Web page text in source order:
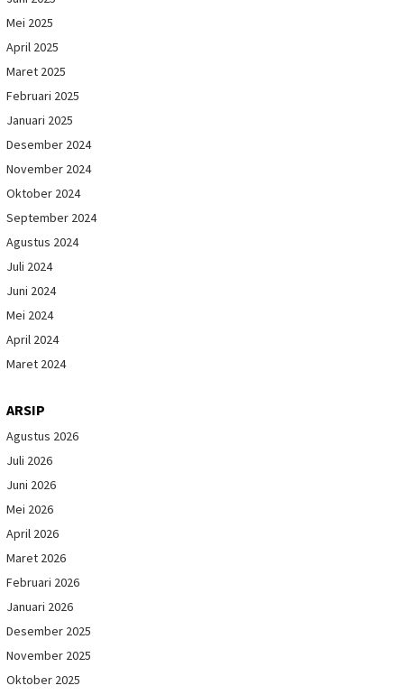
Mei 2025
April 2025
Maret 2025
Februari 2025
Januari 2025
Desember 2024
November 2024
Oktober 2024
September 2024
Agustus 2024
Juli 2024
Juni 2024
Mei 2024
April 2024
Maret 2024
ARSIP
Agustus 2026
Juli 2026
Juni 2026
Mei 2026
April 2026
Maret 2026
Februari 2026
Januari 2026
Desember 2025
November 2025
Oktober 2025